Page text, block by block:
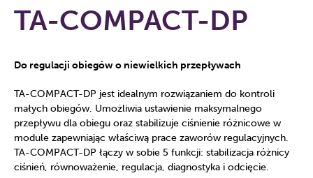
TA-COMPACT-DP
Do regulacji obiegów o niewielkich przepływach
TA-COMPACT-DP jest idealnym rozwiązaniem do kontroli
małych obiegów. Umożliwia ustawienie maksymalnego
przepływu dla obiegu oraz stabilizuje ciśnienie różnicowe w
module zapewniając właściwą prace zaworów regulacyjnych.
TA-COMPACT-DP łączy w sobie 5 funkcji: stabilizacja różnicy
ciśnień, równoważenie, regulacja, diagnostyka i odcięcie.